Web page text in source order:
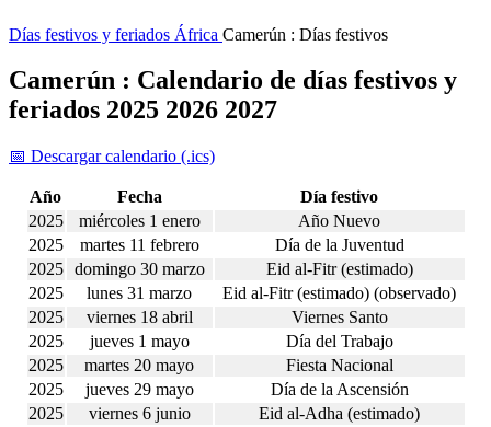
Días festivos y feriados África Camerún : Días festivos
Camerún : Calendario de días festivos y
feriados 2025 2026 2027
📅 Descargar calendario (.ics)
Año Fecha
Día festivo
2025
miércoles 1 enero
Año Nuevo
2025
martes 11 febrero
Día de la Juventud
2025
domingo 30 marzo
Eid al-Fitr (estimado)
2025
lunes 31 marzo
Eid al-Fitr (estimado) (observado)
2025
viernes 18 abril
Viernes Santo
2025
jueves 1 mayo
Día del Trabajo
2025
martes 20 mayo
Fiesta Nacional
2025
jueves 29 mayo
Día de la Ascensión
2025
viernes 6 junio
Eid al-Adha (estimado)